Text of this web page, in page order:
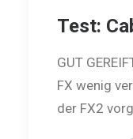
Test:
GUT
FX wenig
der FX2